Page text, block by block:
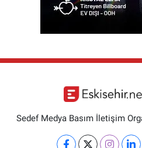
Sedef Medya Basım İletişim